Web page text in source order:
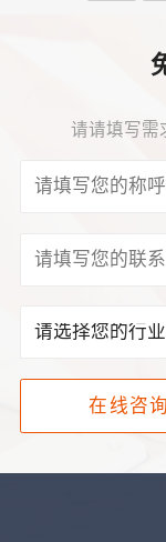
请请填写需
在线咨询